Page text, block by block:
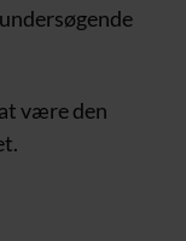
være den